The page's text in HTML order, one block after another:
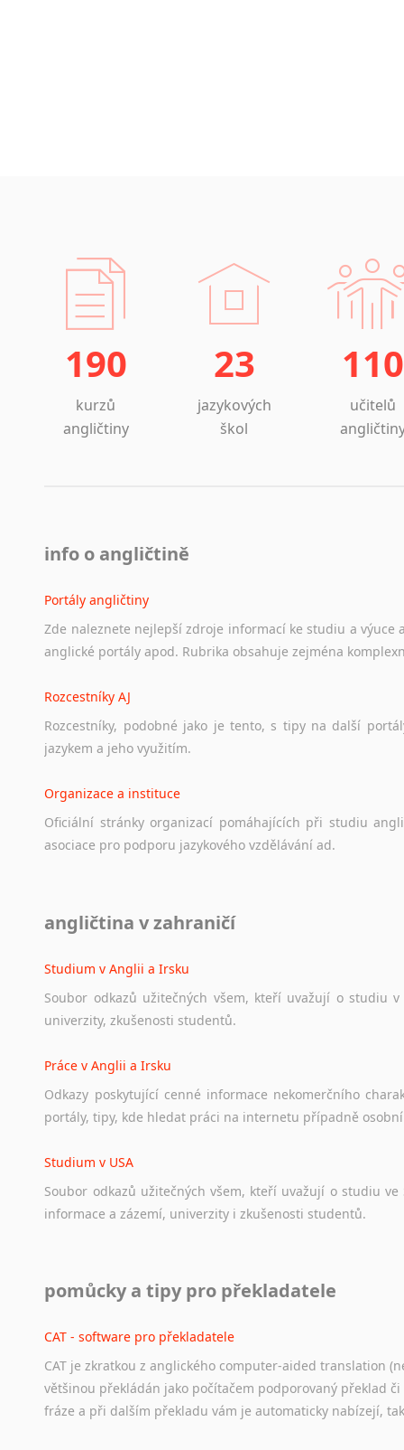
190
kurzů
angličtiny
23
jazykových
škol
110
učitelů
info o angličtině
Portály angličtiny
Zde naleznete nejlepší zdroje informací ke studiu a výuce
anglické portály apod. Rubrika obsahuje zejména
Rozcestníky AJ
Rozcestníky, podobné jako je tento, s tipy na další
jazykem a jeho využitím.
Organizace a instituce
Oficiální stránky organizací pomáhajících při studiu
asociace pro podporu jazykového vzdělávání ad.
Ať už se jedná o česká diskusní
angličtina v zahraničí
Studium v Anglii a Irsku
Soubor odkazů užitečných všem, kteří uvažují o studiu v
univerzity, zkušenosti studentů.
Práce v Anglii a Irsku
Odkazy poskytující cenné informace nekomerčního
portály, tipy, kde hledat práci na internetu případně osobní
Studium v USA
Soubor odkazů užitečných všem, kteří uvažují o studiu ve
informace a zázemí, univerzity i zkušenosti studentů.
Odkazy poskytující cenné informace nekomerčního
Studium v Austrálii
Soubor odkazů užitečných všem, kteří uvažují o studiu v
a zázemí, australské univerzity a samozřejmě i osobní
pomůcky a tipy pro překladatele
CAT - software pro překladatele
CAT je zkratkou z anglického computer-aided translation
většinou překládán jako počítačem podporovaný překlad
fráze a při dalším překladu vám je automaticky nabízejí,